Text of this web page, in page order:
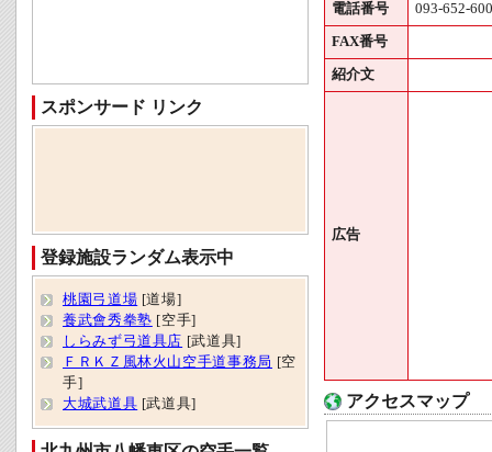
電話番号 093-652-
FAX番号
紹介文
広告
アクセスマップ
スポンサード リンク
登録施設ランダム表示中
桃園弓道場 [道場]
養武會秀拳塾 [空手]
しらみず弓道具店 [武道具]
ＦＲＫＺ風林火山空手道事務局 [空
手]
大城武道具 [武道具]